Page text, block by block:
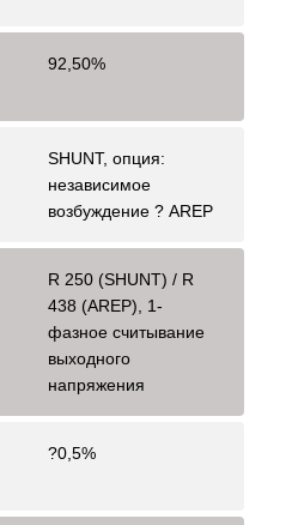
92,50%
SHUNT, опция:
независимое
возбуждение ? AREP
R 250 (SHUNT) / R
438 (AREP), 1-
фазное считывание
выходного
напряжения
?0,5%